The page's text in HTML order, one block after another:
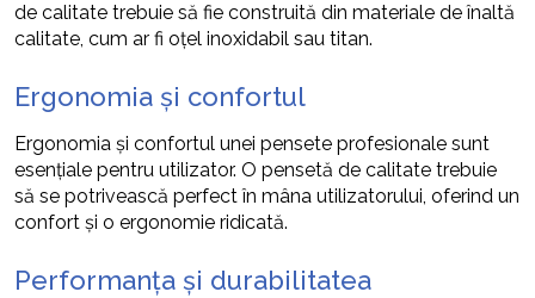
de calitate trebuie să fie construită din materiale de înaltă
calitate, cum ar fi oțel inoxidabil sau titan.
Ergonomia și confortul
Ergonomia și confortul unei pensete profesionale sunt
esențiale pentru utilizator. O pensetă de calitate trebuie
să se potrivească perfect în mâna utilizatorului, oferind un
confort și o ergonomie ridicată.
Performanța și durabilitatea